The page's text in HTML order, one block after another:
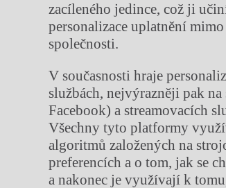
zacíleného jedince, což ji
personalizace uplatnění
společnosti.
V současnosti hraje
službách, nejvýrazněji pak
Facebook) a streamovacích
Všechny tyto platformy
algoritmů založených na
preferencích a o tom, jak se
a nakonec je využívají k